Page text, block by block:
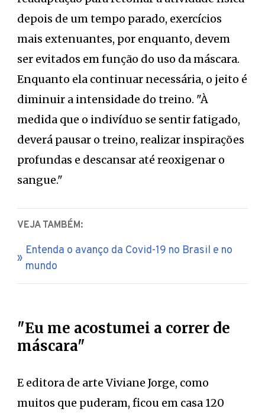
depois de um tempo parado, exercícios
mais extenuantes, por enquanto, devem
ser evitados em função do uso da máscara.
Enquanto ela continuar necessária, o jeito é
diminuir a intensidade do treino. "À
medida que o indivíduo se sentir fatigado,
deverá pausar o treino, realizar inspirações
profundas e descansar até reoxigenar o
sangue."
VEJA TAMBÉM:
Entenda o avanço da Covid-19 no Brasil e no
mundo
"Eu me acostumei a correr de
máscara"
E editora de arte Viviane Jorge, como
muitos que puderam, ficou em casa 120